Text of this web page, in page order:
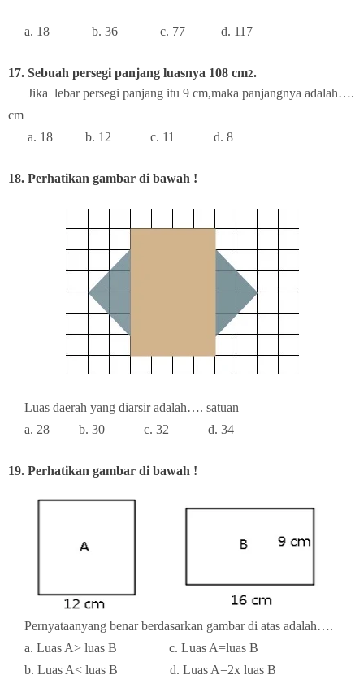
a. 18 b. 36 c. 77 d. 117
17. Sebuah persegi panjang luasnya 108 cm2.
Jika lebar persegi panjang itu 9 cm,maka panjangnya adalah….
cm
a. 18
b. 12 c. 11 d. 8
18. Perhatikan gambar di bawah !
Luas daerah yang diarsir adalah…. satuan
a. 28
b. 30 c. 32 d. 34
19. Perhatikan gambar di bawah !
Pernyataanyang benar berdasarkan gambar di atas adalah….
a. Luas A> luas B
c. Luas A=luas B
b. Luas A< luas B
d. Luas A=2x luas B